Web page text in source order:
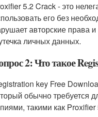
5.2 Crack - это
его без
авторские права
личных данных.
2: Что такое
key Free
обычно требуется
такими как